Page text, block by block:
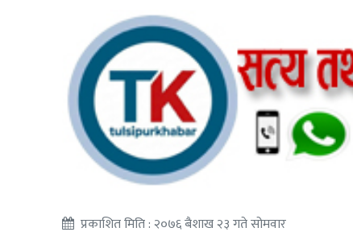
प्रकाशित मिति : २०७६ बैशाख २३ गते सोमवार